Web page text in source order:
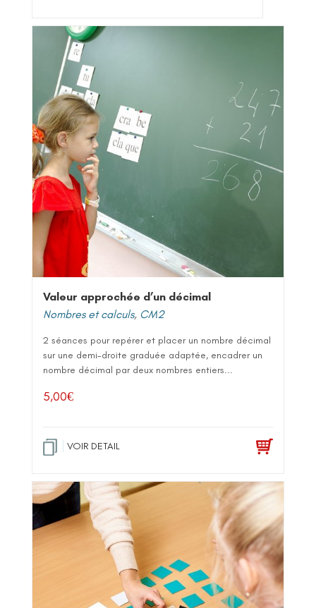
Valeur approchée d’un décimal
Nombres et calculs, CM2
2 séances pour repérer et placer un nombre décimal
sur une demi-droite graduée adaptée, encadrer un
nombre décimal par deux nombres entiers...
5,00€
VOIR DETAIL